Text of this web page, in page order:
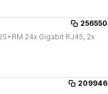
256550
24х Gigabit RJ45, 2х
209946